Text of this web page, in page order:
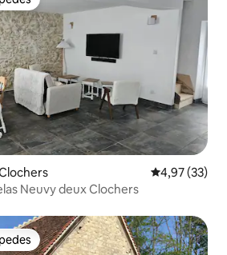
dos hóspedes
4,97 de uma
4,97 (33)
Acomodação 4 estrelas Neuvy deux Clochers
dos hóspedes